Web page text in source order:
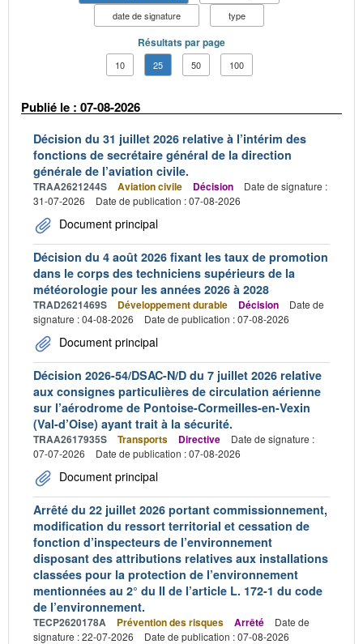
date de signature
type
Résultats par page
10 25 50 100
Publié le : 07-08-2026
Décision du 31 juillet 2026 relative à l’intérim des
fonctions de secrétaire général de la direction
générale de l’aviation civile.
TRAA2621244S Aviation civile Décision
Date de signature :
31-07-2026
Date de publication : 07-08-2026
Document principal
Décision du 4 août 2026 fixant les taux de promotion
dans le corps des techniciens supérieurs de la
météorologie pour les années 2026 à 2028
TRAD2621469S Développement durable Décision
Date de
signature : 04-08-2026
Date de publication : 07-08-2026
Document principal
Décision 2026-54/DSAC-N/D du 7 juillet 2026 relative
aux consignes particulières de circulation aérienne
sur l’aérodrome de Pontoise-Cormeilles-en-Vexin
(Val-d’Oise) ayant trait à la sécurité.
TRAA2617935S Transports Directive
Date de signature :
07-07-2026
Date de publication : 07-08-2026
Document principal
Arrêté du 22 juillet 2026 portant commissionnement,
modification du ressort territorial et cessation de
fonction d’inspecteurs de l’environnement
disposant des attributions relatives aux installations
classées pour la protection de l’environnement
mentionnées au 2° du II de l’article L. 172-1 du code
de l’environnement.
TECP2620178A Prévention des risques Arrêté
Date de
signature : 22-07-2026
Date de publication : 07-08-2026